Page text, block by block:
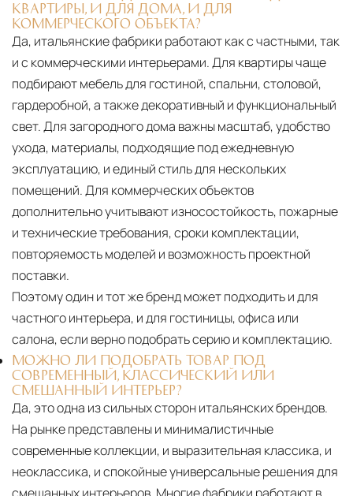
КВАРТИРЫ, И ДЛЯ ДОМА, И ДЛЯ
КОММЕРЧЕСКОГО ОБЪЕКТА?
Да, итальянские фабрики работают как с частными, так
и с коммерческими интерьерами. Для квартиры чаще
подбирают мебель для гостиной, спальни, столовой,
гардеробной, а также декоративный и функциональный
свет. Для загородного дома важны масштаб, удобство
ухода, материалы, подходящие под ежедневную
эксплуатацию, и единый стиль для нескольких
помещений. Для коммерческих объектов
дополнительно учитывают износостойкость, пожарные
и технические требования, сроки комплектации,
повторяемость моделей и возможность проектной
поставки.
Поэтому один и тот же бренд может подходить и для
частного интерьера, и для гостиницы, офиса или
салона, если верно подобрать серию и комплектацию.
МОЖНО ЛИ ПОДОБРАТЬ ТОВАР ПОД
СОВРЕМЕННЫЙ, КЛАССИЧЕСКИЙ ИЛИ
СМЕШАННЫЙ ИНТЕРЬЕР?
Да, это одна из сильных сторон итальянских брендов.
На рынке представлены и минималистичные
современные коллекции, и выразительная классика, и
неоклассика, и спокойные универсальные решения для